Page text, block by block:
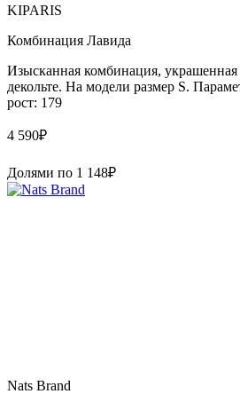
KIPARIS
Комбинация Лавида
Изысканная комбинация,
декольте. На модели размер S.
рост: 179
4 590₽
Долями по 1 148₽
Nats Brand